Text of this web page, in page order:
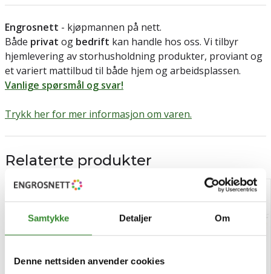
Samtykke Detaljer Om
Denne nettsiden anvender cookies
Engrosnett - kjøpmannen på nett.
Både privat og bedrift kan handle hos oss. Vi tilbyr
hjemlevering av storhusholdning produkter, proviant og
et variert mattilbud til både hjem og arbeidsplassen.
Vanlige spørsmål og svar!
Trykk her for mer informasjon om varen.
Relaterte produkter